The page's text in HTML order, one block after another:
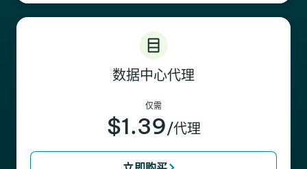
数据中心代理
仅需
$1.39/代理